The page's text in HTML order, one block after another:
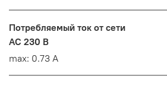
Потребляемый ток от сети
AC 230 В
max: 0.73 A